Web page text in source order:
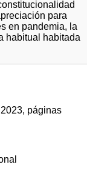
para
en pandemia, la
habitual habitada
páginas